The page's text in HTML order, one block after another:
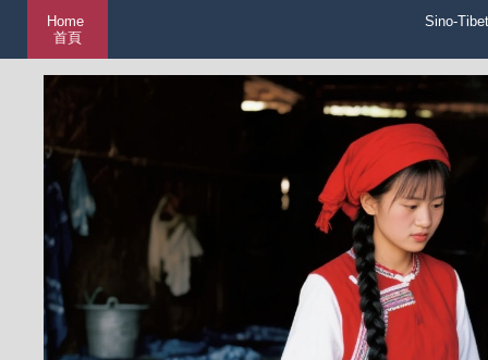
Home
首頁
Sino-